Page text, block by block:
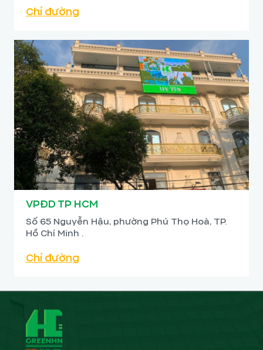
Chỉ đường
VPĐD TP HCM
Số 65 Nguyễn Hậu, phường Phú Thọ Hoà, TP.
Hồ Chí Minh .
Chỉ đường